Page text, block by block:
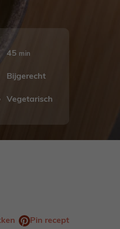
45 minuten
min
Bijgerecht
Vegetarisch
Pin recept